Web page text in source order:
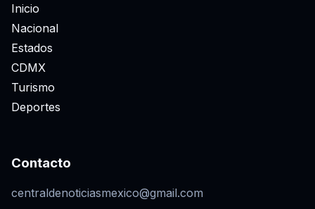
Inicio
Nacional
Estados
CDMX
Turismo
Deportes
Contacto
centraldenoticiasmexico@gmail.com